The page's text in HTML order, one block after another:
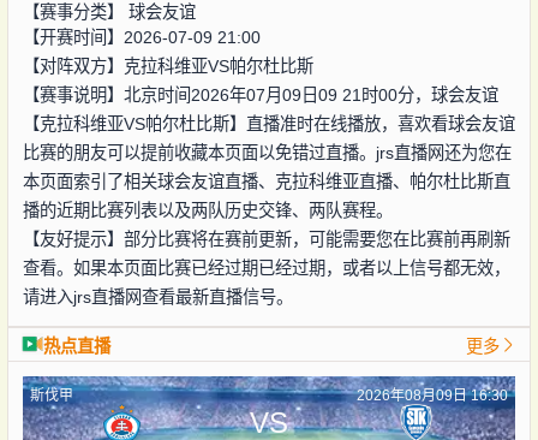
【赛事分类】 球会友谊
【开赛时间】2026-07-09 21:00
【对阵双方】 克拉科维亚VS帕尔杜比斯
【赛事说明】北京时间2026年07月09日09 21时00分，球会友谊
【克拉科维亚VS帕尔杜比斯】直播准时在线播放，喜欢看球会友谊
比赛的朋友可以提前收藏本页面以免错过直播。jrs直播网还为您在
本页面索引了相关球会友谊直播、克拉科维亚直播、帕尔杜比斯直
播的近期比赛列表以及两队历史交锋、两队赛程。
【友好提示】部分比赛将在赛前更新，可能需要您在比赛前再刷新
查看。如果本页面比赛已经过期已经过期，或者以上信号都无效，
请进入jrs直播网查看最新直播信号。
热点直播 更多
斯伐甲 2026年08月09日 16:30
VS